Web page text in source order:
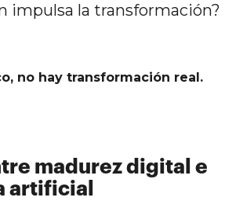
impulsa la transformación?
no hay transformación real.
madurez digital e
artificial